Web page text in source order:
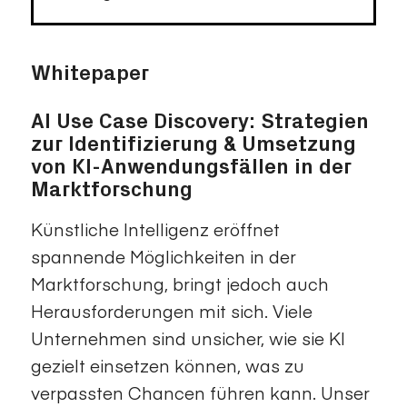
Whitepaper
AI Use Case Discovery: Strategien
zur Identifizierung & Umsetzung
von KI-Anwendungsfällen in der
Marktforschung
Künstliche Intelligenz eröffnet
spannende Möglichkeiten in der
Marktforschung, bringt jedoch auch
Herausforderungen mit sich. Viele
Unternehmen sind unsicher, wie sie KI
gezielt einsetzen können, was zu
verpassten Chancen führen kann. Unser